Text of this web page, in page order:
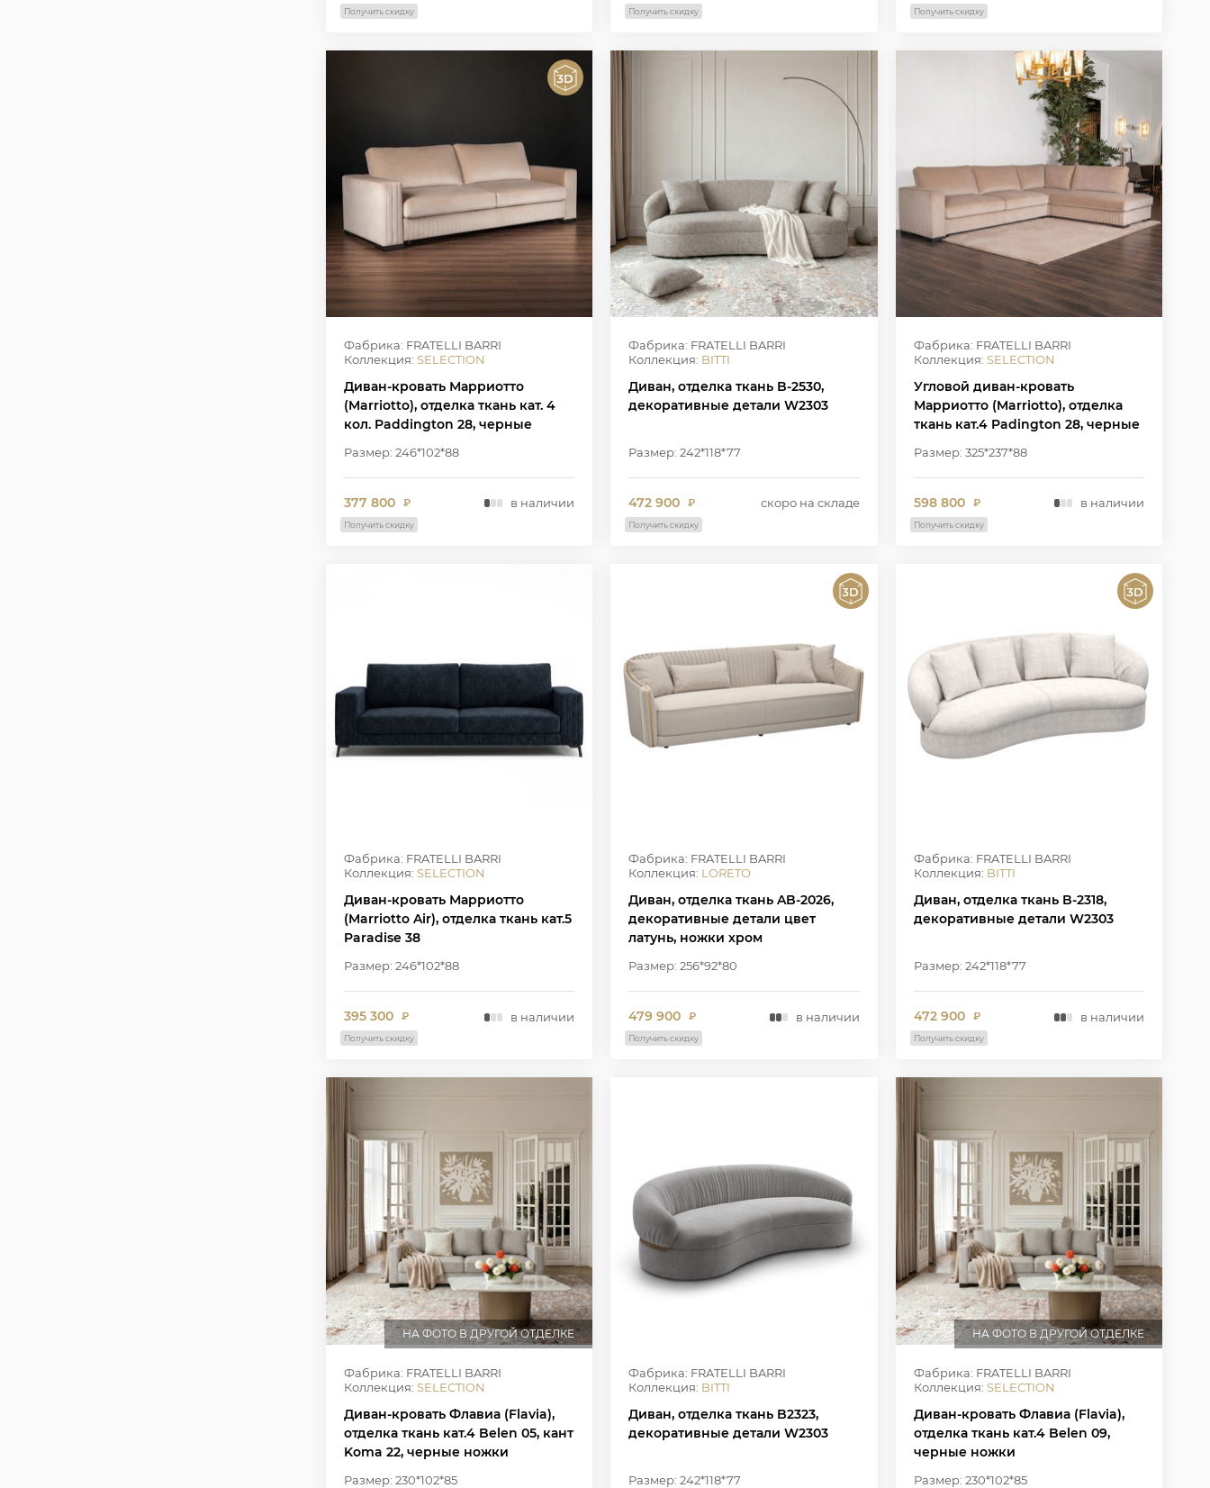
Получить скидку Получить скидку Получить скидку
Фабрика: FRATELLI BARRI
Коллекция: SELECTION
Диван-кровать Марриотто
(Marriotto), отделка ткань кат. 4
кол. Paddington 28, черные
Размер: 246*102*88
377 800 ₽ в наличии
Получить скидку
Фабрика: FRATELLI BARRI
Коллекция: BITTI
Диван, отделка ткань B-2530,
декоративные детали W2303
Размер: 242*118*77
472 900 ₽ скоро на складе
Получить скидку
Фабрика: FRATELLI BARRI
Коллекция: SELECTION
Угловой диван-кровать
Марриотто (Marriotto), отделка
ткань кат.4 Padington 28, черные
Размер: 325*237*88
598 800 ₽ в наличии
Получить скидку
Фабрика: FRATELLI BARRI
Коллекция: SELECTION
Диван-кровать Марриотто
(Marriotto Air), отделка ткань кат.5
Paradise 38
Размер: 246*102*88
395 300 ₽ в наличии
Получить скидку
Фабрика: FRATELLI BARRI
Коллекция: LORETO
Диван, отделка ткань AB-2026,
декоративные детали цвет
латунь, ножки хром
Размер: 256*92*80
479 900 ₽ в наличии
Получить скидку
Фабрика: FRATELLI BARRI
Коллекция: BITTI
Диван, отделка ткань B-2318,
декоративные детали W2303
Размер: 242*118*77
472 900 ₽ в наличии
Получить скидку
НА ФОТО В ДРУГОЙ ОТДЕЛКЕ
Фабрика: FRATELLI BARRI
Коллекция: SELECTION
Диван-кровать Флавиа (Flavia),
отделка ткань кат.4 Belen 05, кант
Koma 22, черные ножки
Размер: 230*102*85
Фабрика: FRATELLI BARRI
Коллекция: BITTI
Диван, отделка ткань B2323,
декоративные детали W2303
Размер: 242*118*77
НА ФОТО В ДРУГОЙ ОТДЕЛКЕ
Фабрика: FRATELLI BARRI
Коллекция: SELECTION
Диван-кровать Флавиа (Flavia),
отделка ткань кат.4 Belen 09,
черные ножки
Размер: 230*102*85